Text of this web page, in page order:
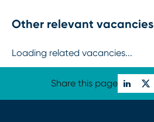
Other relevant vacancies
Loading related vacancies...
Share this page